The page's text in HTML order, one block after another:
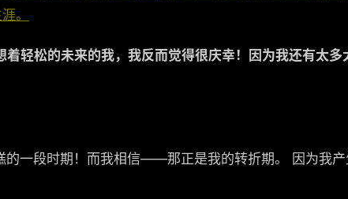
。
轻松的未来的我，我反而觉得很庆幸！因为我还有太
的一段时期！而我相信——那正是我的转折期。 因为我